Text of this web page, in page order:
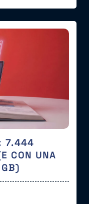
7.444
CON UNA